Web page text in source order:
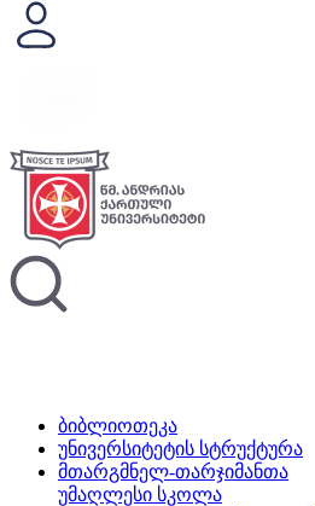
ბიბლიოთეკა
უნივერსიტეტის სტრუქტურა
მთარგმნელ-თარჯიმანთა
უმაღლესი სკოლა